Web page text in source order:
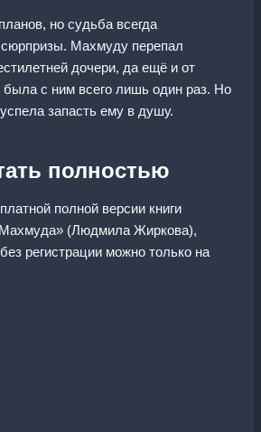
но судьба всегда
сюрпризы. Махмуду перепал
дочери, да ещё и от
с ним всего лишь один раз. Но
запасть ему в душу.
полностью
полной версии книги
(Людмила Жиркова),
регистрации можно только на